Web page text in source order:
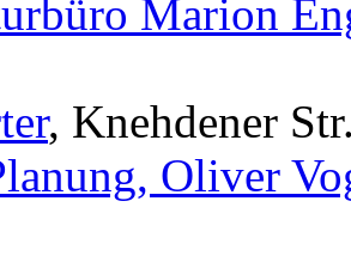
Marion
, Knehdener
Oliver